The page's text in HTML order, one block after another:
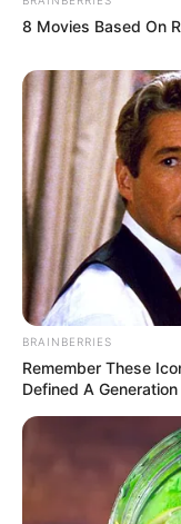
nekem
Gabi. – Persze,
hazamenni, az
Én is bőgtem
a szívem.
8 Movies Based On
BRAINBERRIES
Remember These
Defined A Generation